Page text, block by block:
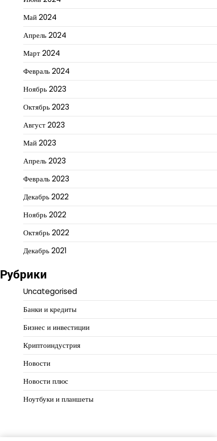
Май 2024
Апрель 2024
Март 2024
Февраль 2024
Ноябрь 2023
Октябрь 2023
Август 2023
Май 2023
Апрель 2023
Февраль 2023
Декабрь 2022
Ноябрь 2022
Октябрь 2022
Декабрь 2021
Рубрики
Uncategorised
Банки и кредиты
Бизнес и инвестиции
Криптоиндустрия
Новости
Новости плюс
Ноутбуки и планшеты